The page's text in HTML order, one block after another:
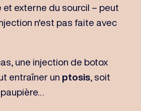
externe du sourcil – peut
n'est pas faite avec
une injection de botox
entraîner un ptosis, soit